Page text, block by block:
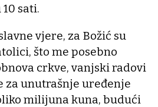
sati.
vjere, za Božić su
što me posebno
crkve, vanjski radovi
za unutrašnje uređenje
milijuna kuna, budući